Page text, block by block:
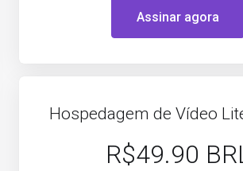
Assinar agora
Hospedagem de Vídeo
R$49.90